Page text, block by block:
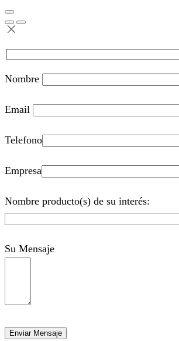
Nombre
Email
Telefono
Empresa
Nombre producto(s) de su interés:
Su Mensaje